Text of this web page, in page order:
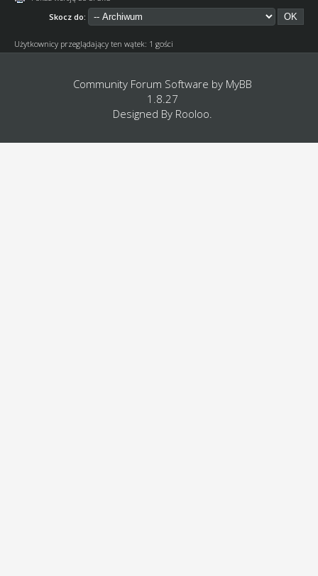
Skocz do:
Użytkownicy przeglądający ten wątek: 1 gości
Community Forum Software by MyBB
1.8.27
Designed By Rooloo